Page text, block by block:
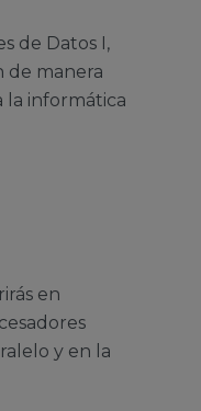
de Datos I,
de manera
la informática
en
y en la